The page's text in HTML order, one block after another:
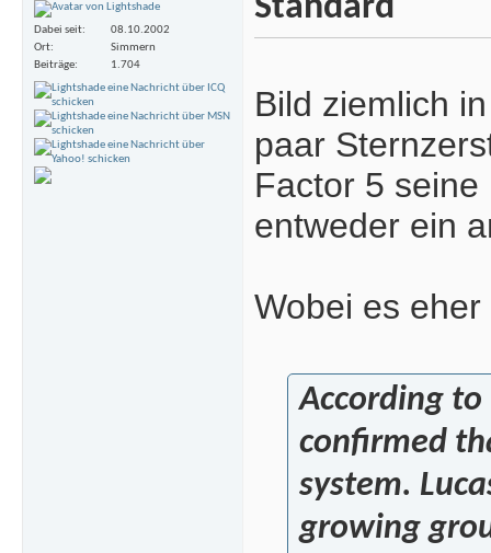
Dabei seit
08.10.2002
Ort
Simmern
Beiträge
1.704
Bild ziemlich
paar
Factor 5
entweder ein
Wobei es
According to
confirmed
system.
growing